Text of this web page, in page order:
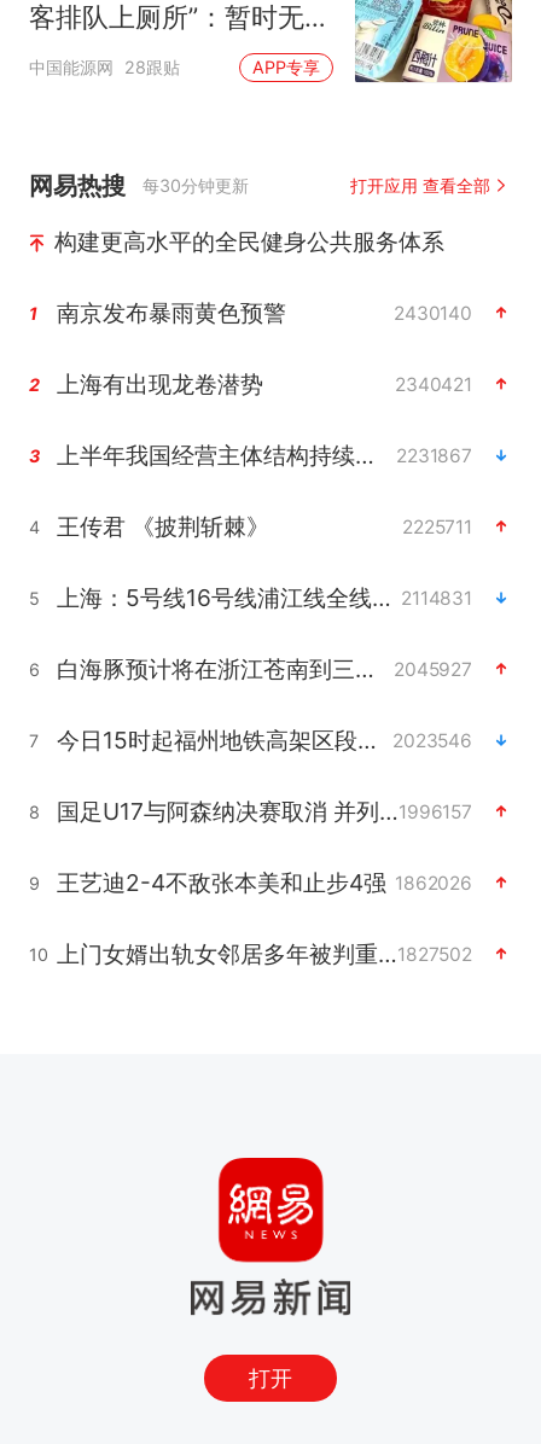
客排队上厕所”：暂时无法
核查是否发放西梅汁
中国能源网 28跟贴 APP专享
网易热搜 每30分钟更新 打开应用 查看全部
构建更高水平的全民健身公共服务体系
1 南京发布暴雨黄色预警 2430140
2 上海有出现龙卷潜势 2340421
3 上半年我国经营主体结构持续优化 2231867
4 王传君 《披荆斩棘》 2225711
5 上海：5号线16号线浦江线全线停运 2114831
6 白海豚预计将在浙江苍南到三门一带登陆 2045927
7 今日15时起福州地铁高架区段停运 2023546
8 国足U17与阿森纳决赛取消 并列冠军1996157
9 王艺迪2-4不敌张本美和止步4强 1862026
10 上门女婿出轨女邻居多年被判重婚罪1827502
打开